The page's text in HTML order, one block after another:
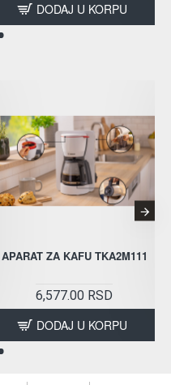
DODAJ U KORPU
APARAT ZA KAFU TKA2M111
6,577.00 RSD
DODAJ U KORPU